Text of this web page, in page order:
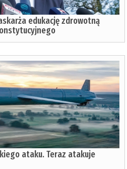
edukację zdrowotną
ataku. Teraz atakuje